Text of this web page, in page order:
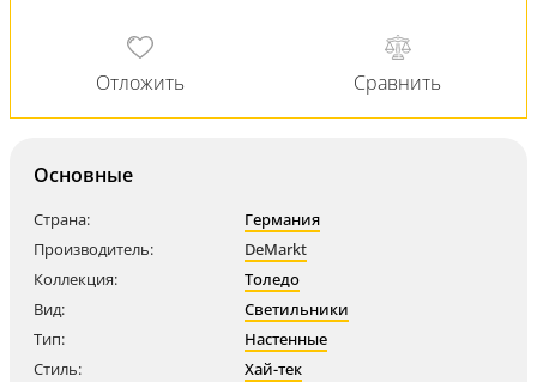
Основные
Страна:
Германия
Производитель:
DeMarkt
Коллекция:
Толедо
Вид:
Светильники
Тип:
Настенные
Стиль:
Хай-тек